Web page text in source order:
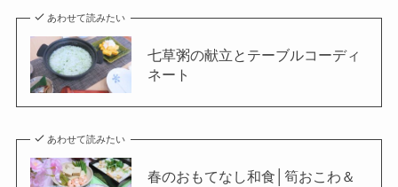
あわせて読みたい
七草粥の献立とテーブルコーディ
ネート
あわせて読みたい
春のおもてなし和食│筍おこわ＆